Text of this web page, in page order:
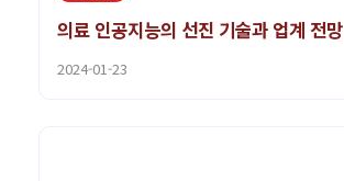
의료 인공지능의 선진 기술과 업계 전망
2024-01-23